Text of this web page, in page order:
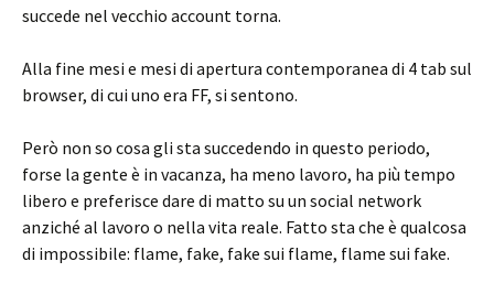
succede nel vecchio account torna.
Alla fine mesi e mesi di apertura contemporanea di 4 tab sul
browser, di cui uno era FF, si sentono.
Però non so cosa gli sta succedendo in questo periodo,
forse la gente è in vacanza, ha meno lavoro, ha più tempo
libero e preferisce dare di matto su un social network
anziché al lavoro o nella vita reale. Fatto sta che è qualcosa
di impossibile: flame, fake, fake sui flame, flame sui fake.